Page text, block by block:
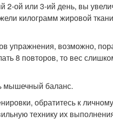
2-ой или 3-ий день, вы
килограмм жировой
упражнения, возможно,
8 повторов, то вес
мышечный баланс.
обратитесь к
технику их